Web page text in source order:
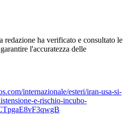
redazione ha verificato e consultato le
l'accuratezza delle
internazionale/esteri/iran-usa-si-
e-rischio-incubo-